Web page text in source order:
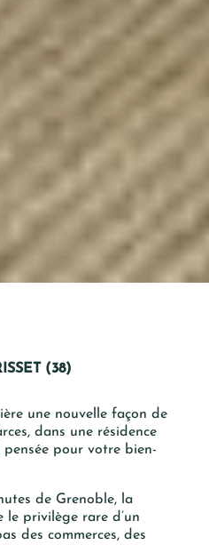
(38)
une nouvelle façon de
dans une résidence
pour votre bien-
de Grenoble, la
le privilège rare d’un
des commerces, des